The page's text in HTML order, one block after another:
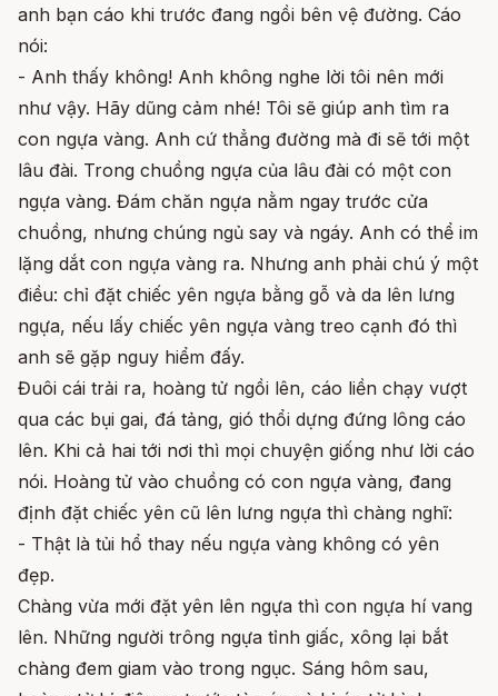
anh bạn cáo khi trước đang ngồi bên vệ đường. Cáo
nói:
- Anh thấy không! Anh không nghe lời tôi nên mới
như vậy. Hãy dũng cảm nhé! Tôi sẽ giúp anh tìm ra
con ngựa vàng. Anh cứ thẳng đường mà đi sẽ tới một
lâu đài. Trong chuồng ngựa của lâu đài có một con
ngựa vàng. Đám chăn ngựa nằm ngay trước cửa
chuồng, nhưng chúng ngủ say và ngáy. Anh có thể im
lặng dắt con ngựa vàng ra. Nhưng anh phải chú ý một
điều: chỉ đặt chiếc yên ngựa bằng gỗ và da lên lưng
ngựa, nếu lấy chiếc yên ngựa vàng treo cạnh đó thì
anh sẽ gặp nguy hiểm đấy.
Đuôi cái trải ra, hoàng tử ngồi lên, cáo liền chạy vượt
qua các bụi gai, đá tảng, gió thổi dựng đứng lông cáo
lên. Khi cả hai tới nơi thì mọi chuyện giống như lời cáo
nói. Hoàng tử vào chuồng có con ngựa vàng, đang
định đặt chiếc yên cũ lên lưng ngựa thì chàng nghĩ:
- Thật là tủi hổ thay nếu ngựa vàng không có yên
đẹp.
Chàng vừa mới đặt yên lên ngựa thì con ngựa hí vang
lên. Những người trông ngựa tỉnh giấc, xông lại bắt
chàng đem giam vào trong ngục. Sáng hôm sau,